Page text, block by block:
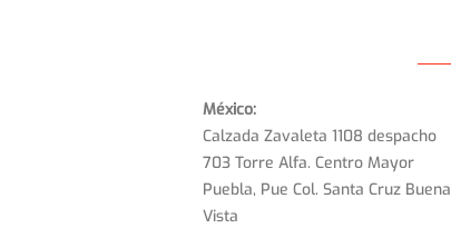
México:
Calzada Zavaleta 1108 despacho
703 Torre Alfa. Centro Mayor
Puebla, Pue Col. Santa Cruz Buena
Vista